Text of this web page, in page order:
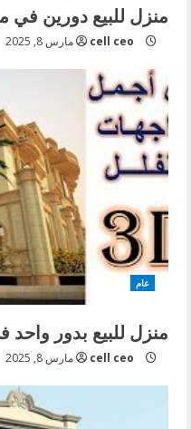
منزل للبيع دورين
cell ceo مارس 8, 2025
عام
منزل للبيع بدور
cell ceo مارس 8, 2025